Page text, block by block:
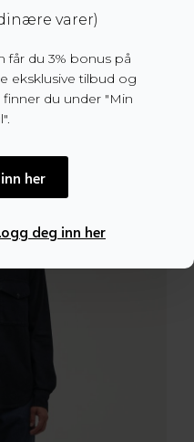
varer)
du 3% bonus på
eksklusive tilbud og
du under "Min
her
deg inn her